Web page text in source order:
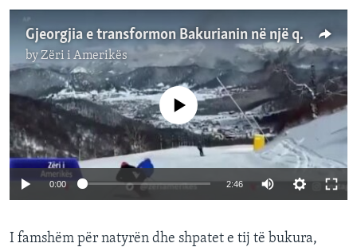
Gjeorgjia e transformon Bakurianin në një qendër botërore të sportit të skive
byZëri i Amerikës
No media source currently available
0:00 2:46
I famshëm për natyrën dhe shpatet e tij të bukura,